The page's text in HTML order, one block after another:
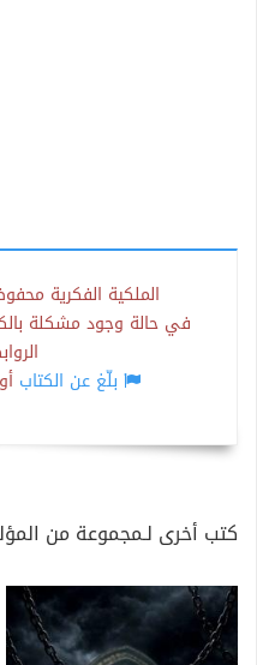
الملكية الفكرية
في حالة وجود مشكلة
بلّغ عن الكتاب
كتب أخرى لـمجموعة من